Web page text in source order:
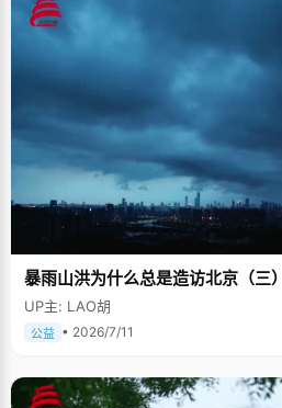
暴雨山洪为什么总是造访北京（三）
UP主: LAO胡
公益 • 2026/7/11